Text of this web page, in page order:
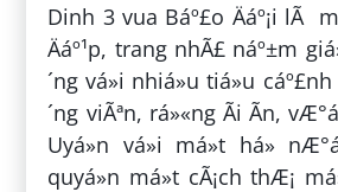
Dinh 3 vua Báº£o Äáº¡i lÃ
Äáº¹p, trang nhÃ£ náº±m
´ng vá»i nhiá»u tiá»u
´ng viÃªn, rá»«ng Ãi Ãn,
Uyá»n vá»i má»t há»
quyá»n má»t cÃ¡ch thÆ¡